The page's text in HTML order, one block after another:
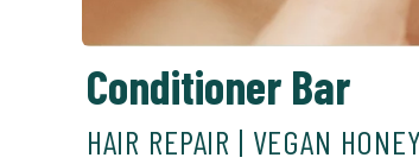
Conditioner Bar
HAIR REPAIR | VEGAN HONEY